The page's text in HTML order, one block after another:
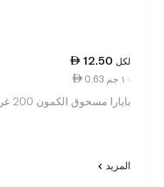
12.50 لكل
0.63 ١٠ جم
بايارا مسحوق الكمون 200 غرام
المزيد